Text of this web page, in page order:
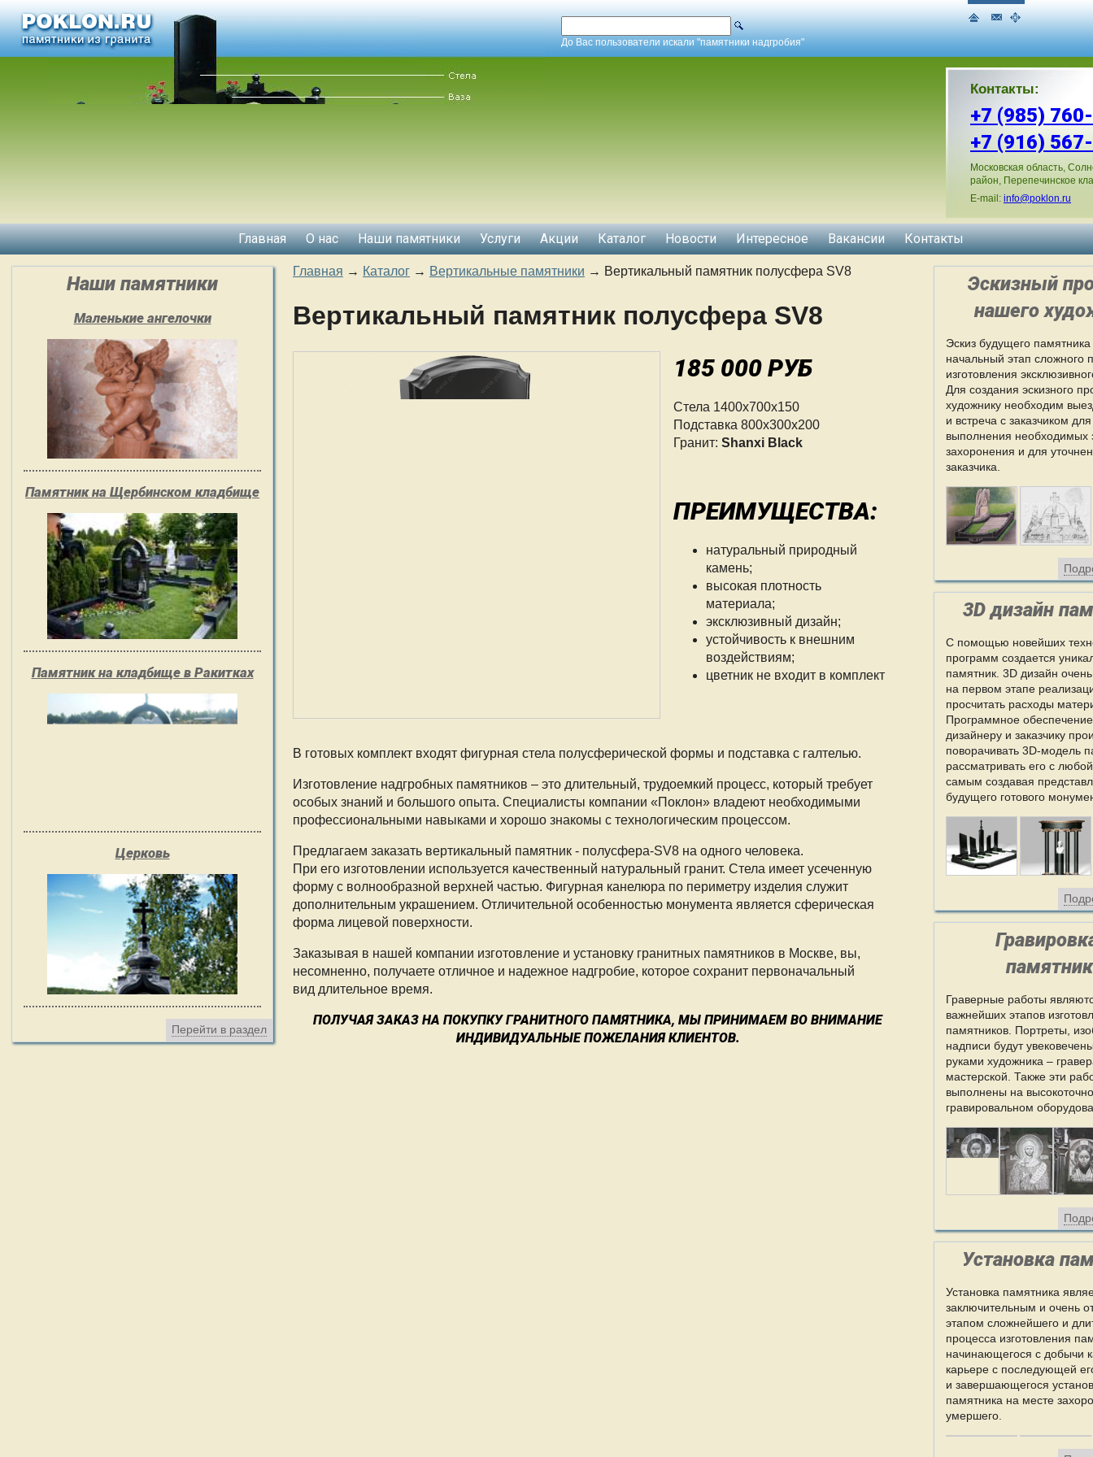
До Вас пользователи искали "памятники надгробия"
Контакты:
+7 (985)
+7 (916)
Московская область,
район, Перепечинское
E-mail: info@poklon.ru
Главная О нас Наши памятники Услуги Акции Каталог Новости Интересное Вакансии Контакты
Наши памятники
Маленькие ангелочки
Памятник на Щербинском кладбище
Памятник на кладбище в Ракитках
Церковь
Перейти в раздел
Главная → Каталог → Вертикальные памятники → Вертикальный памятник полусфера SV8
Вертикальный памятник полусфера SV8
185 000 РУБ
Стела 1400х700х150
Подставка 800х300х200
Гранит: Shanxi Black
ПРЕИМУЩЕСТВА:
натуральный природный
камень;
высокая плотность
материала;
эксклюзивный дизайн;
устойчивость к внешним
воздействиям;
цветник не входит в комплект
В готовых комплект входят фигурная стела полусферической формы и подставка с галтелью.
Изготовление надгробных памятников ­– это длительный, трудоемкий процесс, который требует
особых знаний и большого опыта. Специалисты компании «Поклон» владеют необходимыми
профессиональными навыками и хорошо знакомы с технологическим процессом.
Предлагаем заказать вертикальный памятник - полусфера-SV8 на одного человека.
При его изготовлении используется качественный натуральный гранит. Стела имеет усеченную
форму с волнообразной верхней частью. Фигурная канелюра по периметру изделия служит
дополнительным украшением. Отличительной особенностью монумента является сферическая
форма лицевой поверхности.
Заказывая в нашей компании изготовление и установку гранитных памятников в Москве, вы,
несомненно, получаете отличное и надежное надгробие, которое сохранит первоначальный
вид длительное время.
ПОЛУЧАЯ ЗАКАЗ НА ПОКУПКУ ГРАНИТНОГО ПАМЯТНИКА, МЫ ПРИНИМАЕМ ВО ВНИМАНИЕ
ИНДИВИДУАЛЬНЫЕ ПОЖЕЛАНИЯ КЛИЕНТОВ.
Эскизный
нашего
Эскиз будущего памятника
начальный этап сложного
изготовления
Для создания эскизного
художнику необходим
и встреча с заказчиком
выполнения необходимых
захоронения и для
заказчика.
3D дизайн
С помощью новейших
программ создается
памятник. 3D дизайн очень
на первом этапе
просчитать расходы
Программное
дизайнеру и заказчику
поворачивать 3D-модель
рассматривать его с
самым создавая
будущего готового
Граверные работы
важнейших этапов
памятников. Портреты,
надписи будут
руками художника –
мастерской. Также эти
выполнены на
гравировальном
Установка
Установка памятника
заключительным и очень
этапом сложнейшего и
процесса изготовления
начинающегося с добычи
карьере с последующей
и завершающегося
памятника на месте
умершего.